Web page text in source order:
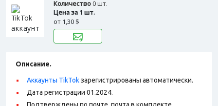
Количество0 шт.
Цена за 1 шт.
от 1,30 $
Описание.
Аккаунты TikTokзарегистрированы автоматически.
Дата регистрации 01.2024.